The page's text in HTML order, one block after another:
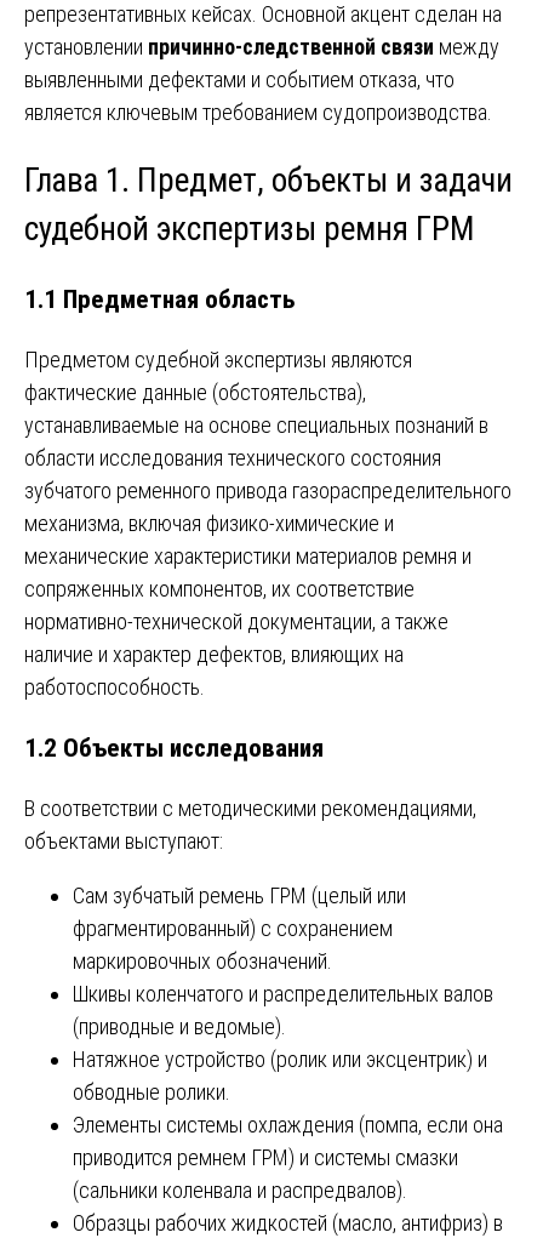
репрезентативных кейсах. Основной акцент сделан на
установлении причинно-следственной связи между
выявленными дефектами и событием отказа, что
является ключевым требованием судопроизводства.
Глава 1. Предмет, объекты и задачи
судебной экспертизы ремня ГРМ
1.1 Предметная область
Предметом судебной экспертизы являются
фактические данные (обстоятельства),
устанавливаемые на основе специальных познаний в
области исследования технического состояния
зубчатого ременного привода газораспределительного
механизма, включая физико-химические и
механические характеристики материалов ремня и
сопряженных компонентов, их соответствие
нормативно-технической документации, а также
наличие и характер дефектов, влияющих на
работоспособность.
1.2 Объекты исследования
В соответствии с методическими рекомендациями,
объектами выступают:
Сам зубчатый ремень ГРМ (целый или
фрагментированный) с сохранением
маркировочных обозначений.
Шкивы коленчатого и распределительных валов
(приводные и ведомые).
Натяжное устройство (ролик или эксцентрик) и
обводные ролики.
Элементы системы охлаждения (помпа, если она
приводится ремнем ГРМ) и системы смазки
(сальники коленвала и распредвалов).
Образцы рабочих жидкостей (масло, антифриз) в